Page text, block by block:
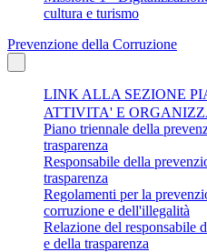
cultura e turismo
Prevenzione della Corruzione
LINK ALLA SEZIONE
ATTIVITA' E
Piano triennale della
trasparenza
Responsabile della
trasparenza
Regolamenti per la
corruzione e dell'illegalità
Relazione del responsabile
e della trasparenza